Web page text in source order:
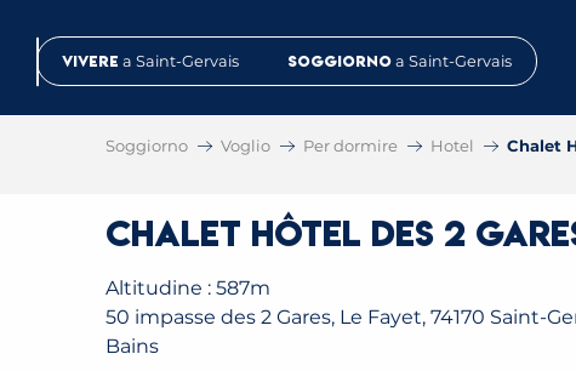
contenuVivere a Saint-Gervais Soggiorno a Saint-Gervais
Soggiorno Voglio Per dormire Hotel Chalet
Chalet Hôtel des 2
Altitudine : 587m
50 impasse des 2 Gares, Le Fayet, 74170 Saint-
Bains